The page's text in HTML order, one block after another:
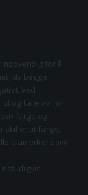
nødvendig for å
da begge
Ved
og falle av for
farge og
skiller ut farge,
blåmerker som